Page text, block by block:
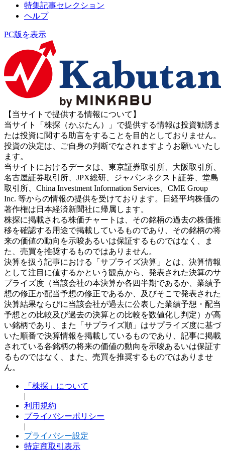
特集記事セレクション
ヘルプ
PC版を表示
【当サイトで提供する情報について】
当サイト「株探（かぶたん）」で提供する情報は投資勧誘ま
たは投資に関する助言をすることを目的としておりません。
投資の決定は、ご自身の判断でなされますようお願いいたし
ます。
当サイトにおけるデータは、東京証券取引所、大阪取引所、
名古屋証券取引所、JPX総研、ジャパンネクスト証券、堂島
取引所、China Investment Information Services、CME Group
Inc. 等からの情報の提供を受けております。日経平均株価の
著作権は日本経済新聞社に帰属します。
株探に掲載される株価チャートは、その銘柄の過去の株価推
移を確認する用途で掲載しているものであり、その銘柄の将
来の価値の動向を示唆あるいは保証するものではなく、ま
た、売買を推奨するものではありません。
決算を扱う記事における「サプライズ決算」とは、決算情報
として注目に値するかという観点から、発表された決算のサ
プライズ度（当該会社の本決算か各四半期であるか、業績予
想の修正か配当予想の修正であるか、及びそこで発表された
決算結果ならびに当該会社が過去に公表した業績予想・配当
予想との比較及び過去の決算との比較を数値化し判定）が高
い銘柄であり、また「サプライズ順」はサプライズ度に基づ
いた順番で決算情報を掲載しているものであり、記事に掲載
されている各銘柄の将来の価値の動向を示唆あるいは保証す
るものではなく、また、売買を推奨するものではありませ
ん。
「株探」について
|
利用規約
プライバシーポリシー
|
プライバシー設定
特定商取引表示